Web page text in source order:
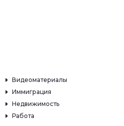
Видеоматериалы
Иммиграция
Недвижимость
Работа